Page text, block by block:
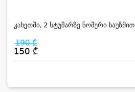
კახეთში, 2 სტუმარზე ნომერი საუზმით
190 ₾
150 ₾